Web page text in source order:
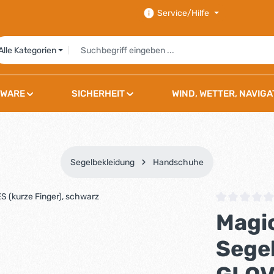
Service/Hilfe
Kategorien
SICHERHEIT WIND, WETTER,
Segelbekleidung Handschuhe